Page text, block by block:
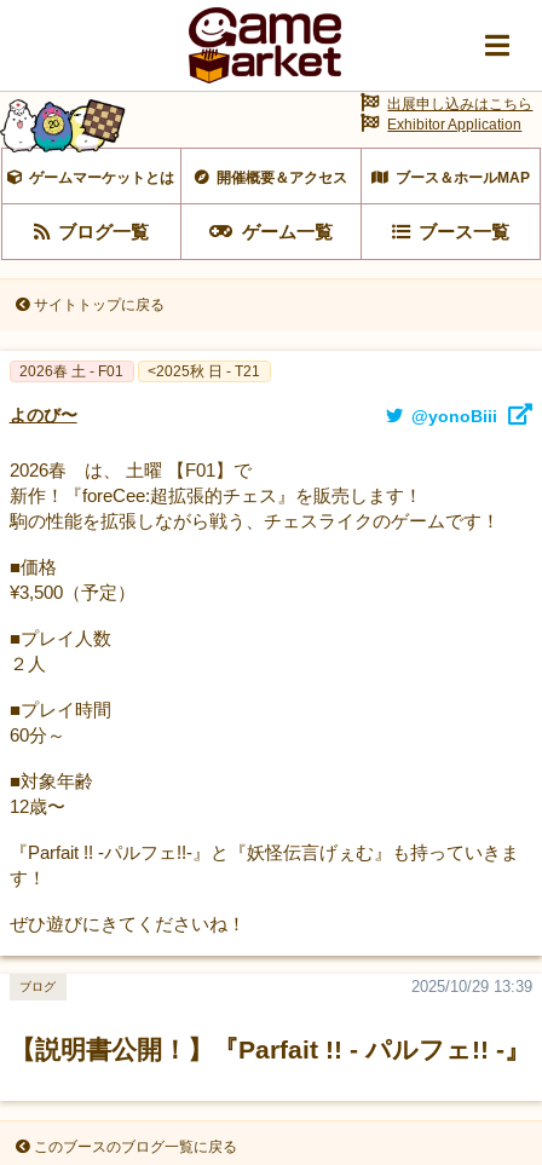
ゲームマーケットとは 開催概要＆アクセス ブース＆ホールMAP
ブログ一覧 ゲーム一覧 ブース一覧
出展申し込みはこちら
Exhibitor Application
サイトトップに戻る
2026春 土 - F01 <2025秋 日 - T21
よのび〜 @yonoBiii
2026春 は、 土曜 【F01】で
新作！『foreCee:超拡張的チェス』を販売します！
駒の性能を拡張しながら戦う、チェスライクのゲームです！
■価格
¥3,500（予定）
■プレイ人数
２人
■プレイ時間
60分～
■対象年齢
12歳〜
『Parfait !! -パルフェ!!-』と『妖怪伝言げぇむ』も持っていきま
す！
ぜひ遊びにきてくださいね！
【説明書公開！】『Parfait !! - パルフェ!! -』
2025/10/29 13:39
ブログ
このブースのブログ一覧に戻る